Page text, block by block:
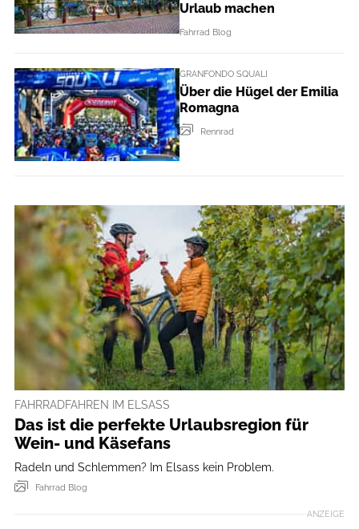
Urlaub machen
Fahrrad Blog
GRANFONDO SQUALI
Über die Hügel der Emilia
Romagna
Rennrad
FAHRRADFAHREN IM ELSASS
Das ist die perfekte Urlaubsregion für
Wein- und Käsefans
Radeln und Schlemmen? Im Elsass kein Problem.
Fahrrad Blog
ANZEIGE